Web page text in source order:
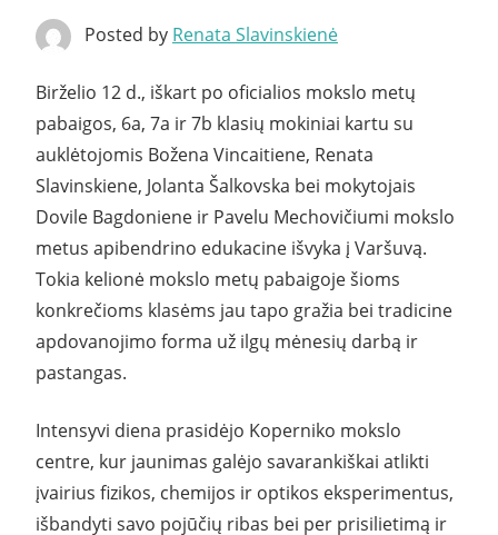
Posted by Renata Slavinskienė
Birželio 12 d., iškart po oficialios mokslo metų
pabaigos, 6a, 7a ir 7b klasių mokiniai kartu su
auklėtojomis Božena Vincaitiene, Renata
Slavinskiene, Jolanta Šalkovska bei mokytojais
Dovile Bagdoniene ir Pavelu Mechovičiumi mokslo
metus apibendrino edukacine išvyka į Varšuvą.
Tokia kelionė mokslo metų pabaigoje šioms
konkrečioms klasėms jau tapo gražia bei tradicine
apdovanojimo forma už ilgų mėnesių darbą ir
pastangas.
Intensyvi diena prasidėjo Koperniko mokslo
centre, kur jaunimas galėjo savarankiškai atlikti
įvairius fizikos, chemijos ir optikos eksperimentus,
išbandyti savo pojūčių ribas bei per prisilietimą ir